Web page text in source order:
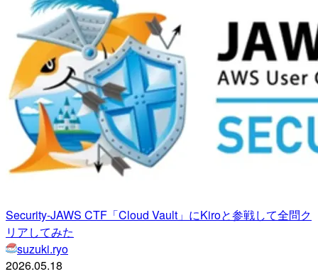
Security-JAWS CTF「Cloud Vault」にKiroと参戦して全問ク
リアしてみた
suzuki.ryo
2026.05.18